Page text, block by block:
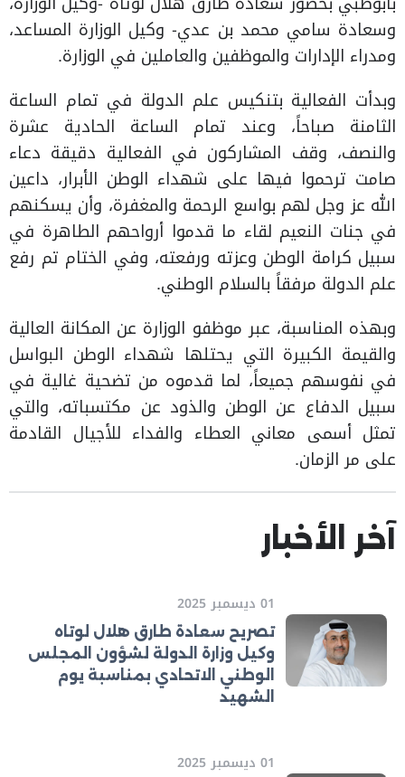
وسعادة سامي محمد بن عدي- وكيل الوزارة المساعد،
ومدراء الإدارات والموظفين والعاملين في الوزارة.
وبدأت الفعالية بتنكيس علم الدولة في تمام الساعة
الثامنة صباحاً، وعند تمام الساعة الحادية عشرة
والنصف، وقف المشاركون في الفعالية دقيقة دعاء
صامت ترحموا فيها على شهداء الوطن الأبرار، داعين
الله عز وجل لهم بواسع الرحمة والمغفرة، وأن يسكنهم
في جنات النعيم لقاء ما قدموا أرواحهم الطاهرة في
سبيل كرامة الوطن وعزته ورفعته، وفي الختام تم رفع
علم الدولة مرفقاً بالسلام الوطني.
وبهذه المناسبة، عبر موظفو الوزارة عن المكانة العالية
والقيمة الكبيرة التي يحتلها شهداء الوطن البواسل
في نفوسهم جميعاً، لما قدموه من تضحية غالية في
سبيل الدفاع عن الوطن والذود عن مكتسباته، والتي
تمثل أسمى معاني العطاء والفداء للأجيال القادمة
على مر الزمان.
آخر الأخبار
01 ديسمبر 2025
تصريح سعادة طارق هلال لوتاه
وكيل وزارة الدولة لشؤون المجلس
الوطني الاتحادي بمناسبة يوم
الشهيد
01 ديسمبر 2025